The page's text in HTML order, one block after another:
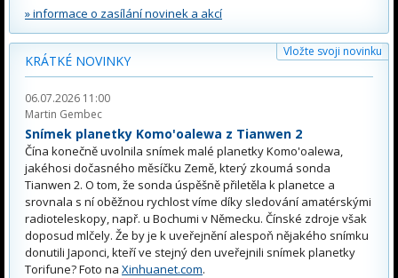
» informace o zasílání novinek a akcí
Vložte svoji novinku
KRÁTKÉ NOVINKY
06.07.2026 11:00
Martin Gembec
Snímek planetky Komo'oalewa z Tianwen 2
Čína konečně uvolnila snímek malé planetky Komo'oalewa,
jakéhosi dočasného měsíčku Země, který zkoumá sonda
Tianwen 2. O tom, že sonda úspěšně přiletěla k planetce a
srovnala s ní oběžnou rychlost víme díky sledování amatérskými
radioteleskopy, např. u Bochumi v Německu. Čínské zdroje však
doposud mlčely. Že by je k uveřejnění alespoň nějakého snímku
donutili Japonci, kteří ve stejný den uveřejnili snímek planetky
Torifune? Foto na Xinhuanet.com.